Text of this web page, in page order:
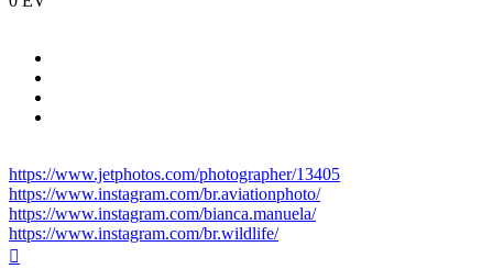
https://www.jetphotos.com/photographer/13405
https://www.instagram.com/br.aviationphoto/
https://www.instagram.com/bianca.manuela/
https://www.instagram.com/br.wildlife/